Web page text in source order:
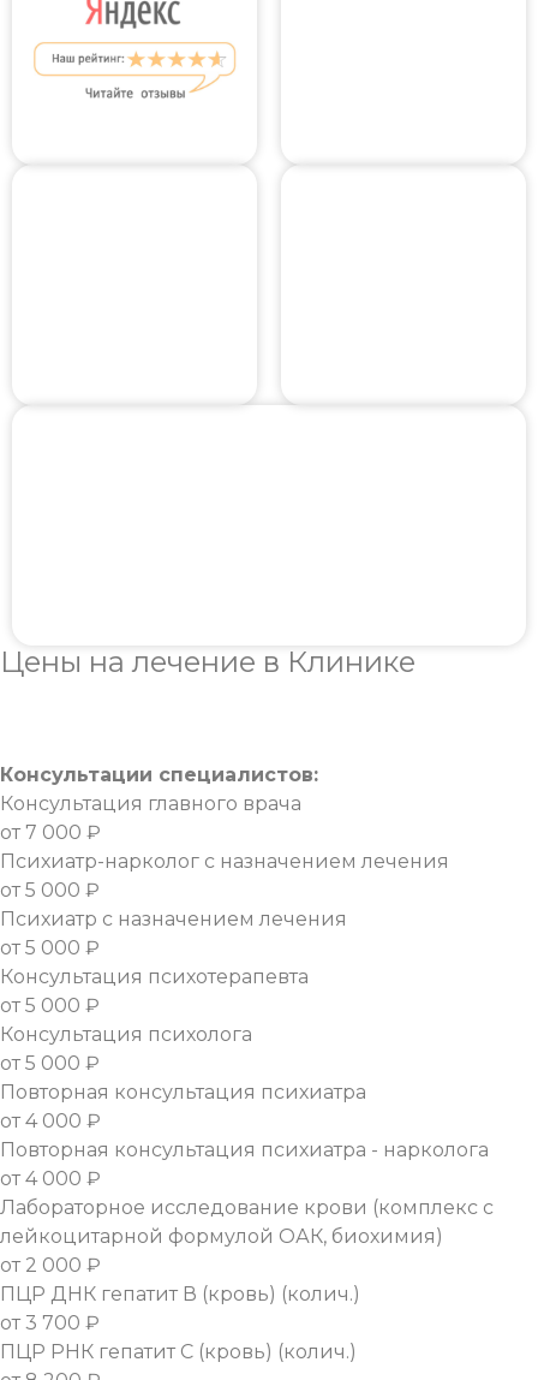
Цены на лечение в Клинике
Консультации специалистов:
Консультация главного врача
от 7 000 ₽
Психиатр-нарколог с назначением лечения
от 5 000 ₽
Психиатр с назначением лечения
от 5 000 ₽
Консультация психотерапевта
от 5 000 ₽
Консультация психолога
от 5 000 ₽
Повторная консультация психиатра
от 4 000 ₽
Повторная консультация психиатра - нарколога
от 4 000 ₽
Лабораторное исследование крови (комплекс с
лейкоцитарной формулой ОАК, биохимия)
от 2 000 ₽
ПЦР ДНК гепатит В (кровь) (колич.)
от 3 700 ₽
ПЦР РНК гепатит С (кровь) (колич.)